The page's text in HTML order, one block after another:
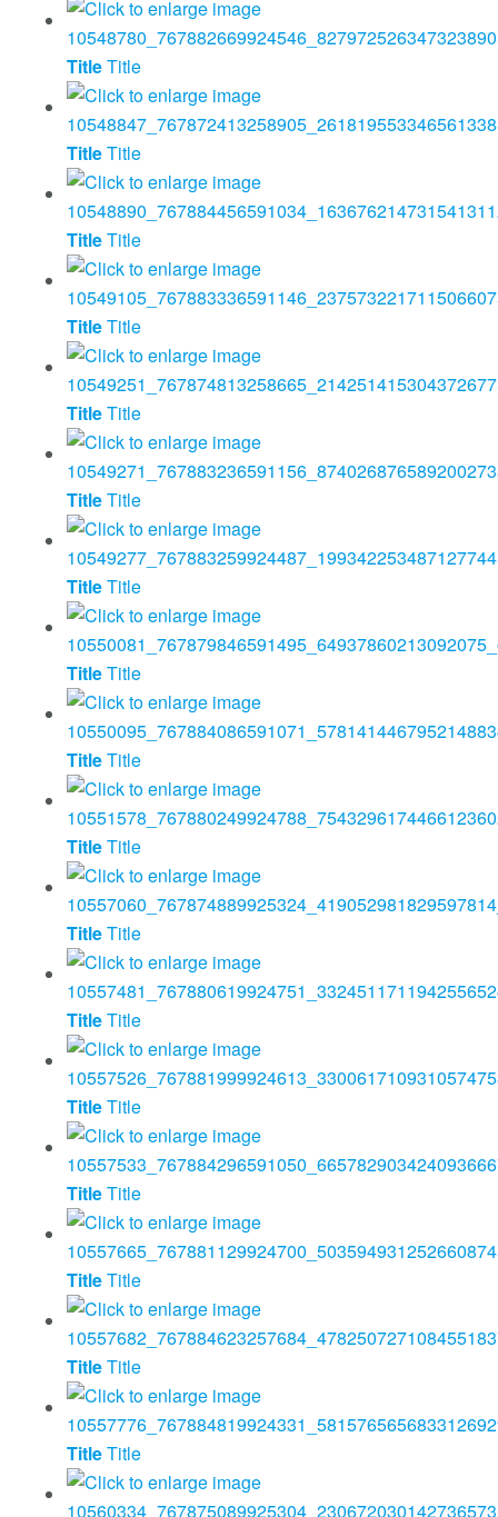
TitleTitle
TitleTitle
TitleTitle
TitleTitle
TitleTitle
TitleTitle
TitleTitle
TitleTitle
TitleTitle
TitleTitle
TitleTitle
TitleTitle
TitleTitle
TitleTitle
TitleTitle
TitleTitle
TitleTitle